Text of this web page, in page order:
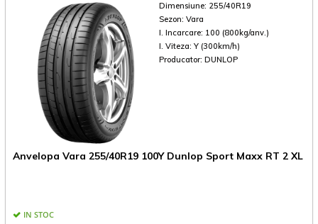
Dimensiune: 255/40R19
Sezon: Vara
I. Incarcare: 100 (800kg/anv.)
I. Viteza: Y (300km/h)
Producator: DUNLOP
Anvelopa Vara 255/40R19 100Y Dunlop Sport Maxx RT 2 XL
IN STOC